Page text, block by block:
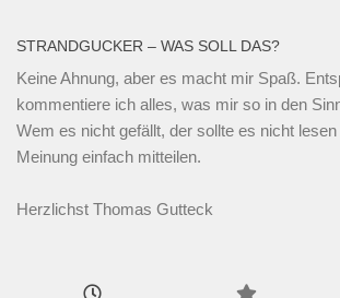
STRANDGUCKER – WAS SOLL DAS?
Keine Ahnung, aber es macht mir Spaß.
kommentiere ich alles, was mir so in den
Wem es nicht gefällt, der sollte es nicht
Meinung einfach mitteilen.
Herzlichst Thomas Gutteck